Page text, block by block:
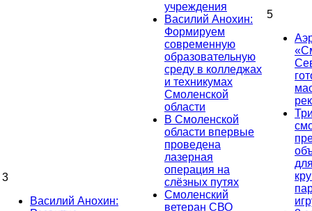
3
Василий Анохин:
учреждения
Василий Анохин:
Формируем
современную
образовательную
среду в колледжах
и техникумах
Смоленской
области
В Смоленской
области впервые
проведена
лазерная
операция на
слёзных путях
Смоленский
ветеран СВО
5